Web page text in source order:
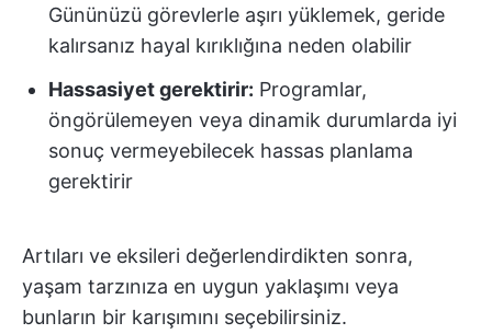
Gününüzü görevlerle aşırı yüklemek, geride
kalırsanız hayal kırıklığına neden olabilir
Hassasiyet gerektirir: Programlar,
öngörülemeyen veya dinamik durumlarda iyi
sonuç vermeyebilecek hassas planlama
gerektirir
Artıları ve eksileri değerlendirdikten sonra,
yaşam tarzınıza en uygun yaklaşımı veya
bunların bir karışımını seçebilirsiniz.